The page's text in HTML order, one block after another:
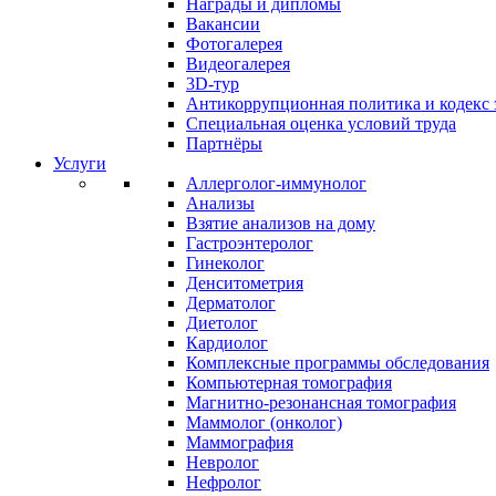
Награды и дипломы
Вакансии
Фотогалерея
Видеогалерея
3D-тур
Антикоррупционная политика и кодекс
Специальная оценка условий труда
Партнёры
Услуги
Аллерголог-иммунолог
Анализы
Взятие анализов на дому
Гастроэнтеролог
Гинеколог
Денситометрия
Дерматолог
Диетолог
Кардиолог
Комплексные программы обследования
Компьютерная томография
Магнитно-резонансная томография
Маммолог (онколог)
Маммография
Невролог
Нефролог